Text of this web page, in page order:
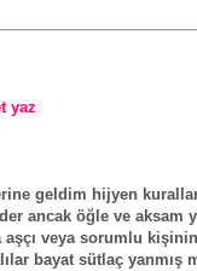
yaz
geldim hijyen
ancak öğle ve aksam
aşçı veya sorumlu
bayat sütlaç yanmış